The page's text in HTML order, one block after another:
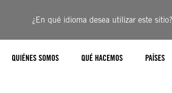
¿En qué idioma desea utilizar este sitio?
QUIÉNES SOMOS QUÉ HACEMOS PAÍSES